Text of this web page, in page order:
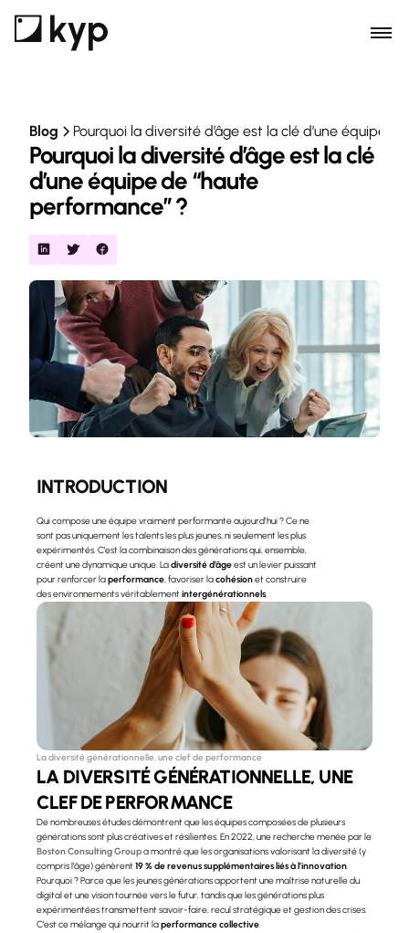
Blog Pourquoi la diversité d’âge est la clé d’une équipe
Pourquoi la diversité d’âge est la clé
d’une équipe de “haute
performance” ?
INTRODUCTION
Qui compose une équipe vraiment performante aujourd’hui ? Ce ne
sont pas uniquement les talents les plus jeunes, ni seulement les plus
expérimentés. C’est la combinaison des générations qui, ensemble,
créent une dynamique unique. La diversité d’âge est un levier puissant
pour renforcer la performance, favoriser la cohésion et construire
des environnements véritablement intergénérationnels.
La diversité générationnelle, une clef de performance
LA DIVERSITÉ GÉNÉRATIONNELLE, UNE
CLEF DE PERFORMANCE
De nombreuses études démontrent que les équipes composées de plusieurs
Boston Consulting Group a montré que les organisations valorisant la diversité (y
compris l’âge) génèrent 19 % de revenus supplémentaires liés à l’innovation.
Pourquoi ? Parce que les jeunes générations apportent une maîtrise naturelle du
digital et une vision tournée vers le futur, tandis que les générations plus
expérimentées transmettent savoir-faire, recul stratégique et gestion des crises.
C’est ce mélange qui nourrit la performance collective.